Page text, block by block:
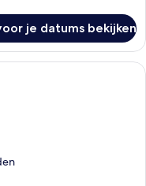
je datums bekijken
met een bed, bureau,